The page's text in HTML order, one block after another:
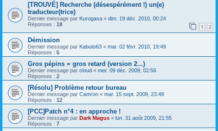
[TROUVÉ] Recherche (désespérément !) un(e)
traducteur(trice)
Dernier message par Kurogasa « dim. 19 déc. 2010, 00:24
Réponses : 18 1 2
Démission
Dernier message par Kabuto63 « mar. 02 févr. 2010, 19:49
Réponses : 5
Gros pépins = gros retard (version 2...)
Dernier message par cloud « mer. 09 déc. 2009, 02:56
Réponses : 2
[Résolu] Problème retour bureau
Dernier message par Camron « mar. 15 sept. 2009, 23:49
Réponses : 12
[PCC]Patch n°4 : en approche !
Dernier message par Dark Magus « lun. 31 août 2009, 21:55
Réponses : 7